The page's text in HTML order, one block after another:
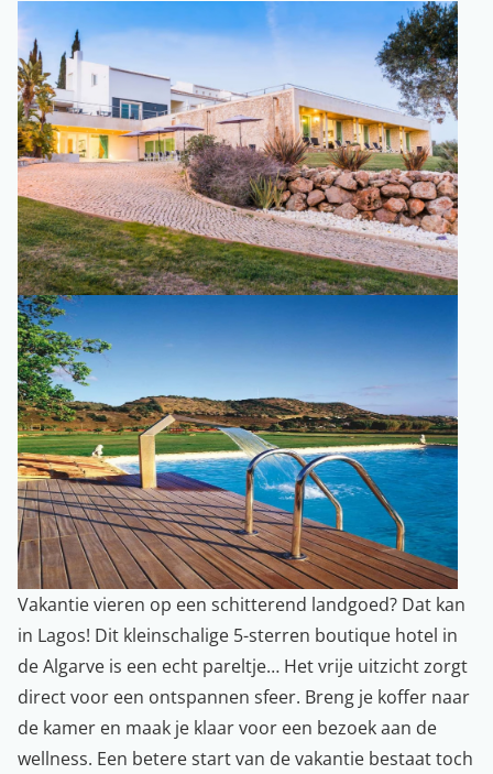
Vakantie vieren op een schitterend landgoed? Dat kan
in Lagos! Dit kleinschalige 5-sterren boutique hotel in
de Algarve is een echt pareltje… Het vrije uitzicht zorgt
direct voor een ontspannen sfeer. Breng je koffer naar
de kamer en maak je klaar voor een bezoek aan de
wellness. Een betere start van de vakantie bestaat toch